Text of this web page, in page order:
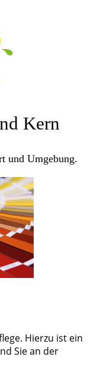
Kern
und Umgebung.
Hierzu ist ein
Sie an der